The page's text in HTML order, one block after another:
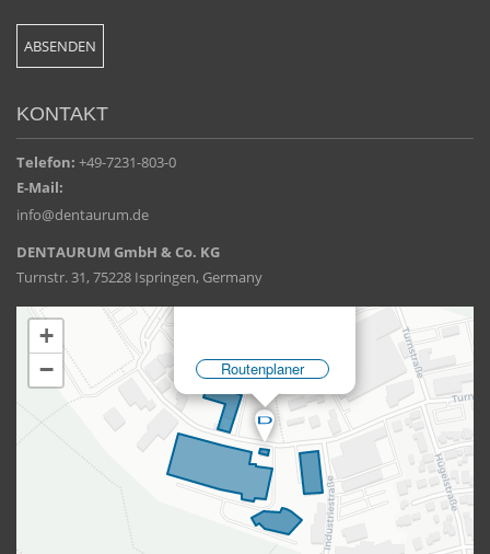
KONTAKT
Telefon: +49-7231-803-0
E-Mail:
info@dentaurum.de
DENTAURUM GmbH & Co. KG
Turnstr. 31, 75228 Ispringen, Germany